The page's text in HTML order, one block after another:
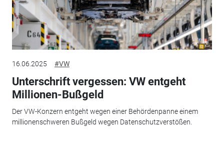
16.06.2025 #VW
Unterschrift vergessen: VW entgeht
Millionen-Bußgeld
Der VW-Konzern entgeht wegen einer Behördenpanne einem
millionenschweren Bußgeld wegen Datenschutzverstößen.